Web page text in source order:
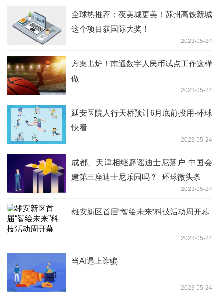
全球热推荐：夜美城更美！苏州高铁新城
这个项目获国际大奖！
2023-05-24
方案出炉！南通数字人民币试点工作这样
做
2023-05-24
延安医院人行天桥预计6月底前投用-环球
快看
2023-05-24
成都、天津相继辟谣迪士尼落户 中国会
建第三座迪士尼乐园吗？_环球微头条
2023-05-24
雄安新区首届“智绘未来”科技活动周开幕
2023-05-24
当AI遇上诈骗
2023-05-24